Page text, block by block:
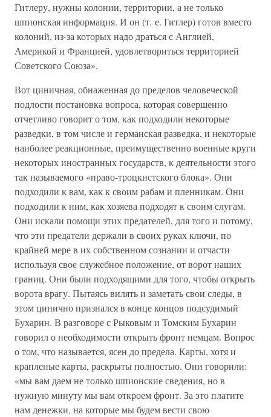
Гитлеру, нужны колонии, территории, а не только
шпионская информация. И он (т. е. Гитлер) готов вместо
колоний, из-за которых надо драться с Англией,
Америкой и Францией, удовлетвориться территорией
Советского Союза».
Вот циничная, обнаженная до пределов человеческой
подлости постановка вопроса, которая совершенно
отчетливо говорит о том, как подходили некоторые
разведки, в том числе и германская разведка, и некоторые
наиболее реакционные, преимущественно военные круги
некоторых иностранных государств, к деятельности этого
так называемого «право-троцкистского блока». Они
подходили к вам, как к своим рабам и пленникам. Они
подходили к ним, как хозяева подходят к своим слугам.
Они искали помощи этих предателей, для того и потому,
что эти предатели держали в своих руках ключи, по
крайней мере в их собственном сознании и отчасти
используя свое служебное положение, от ворот наших
границ. Они были подходящими для того, чтобы открыть
ворота врагу. Пытаясь вилять и заметать свои следы, в
этом цинично признался в конце концов подсудимый
Бухарин. В разговоре с Рыковым и Томским Бухарин
говорил о необходимости открыть фронт немцам. Вопрос
о том, что называется, ясен до предела. Карты, хотя и
крапленые карты, раскрыты полностью. Они говорили:
«мы вам даем не только шпионские сведения, но в
нужную минуту мы вам откроем фронт. За это платите
нам денежки, на которые мы будем вести свою